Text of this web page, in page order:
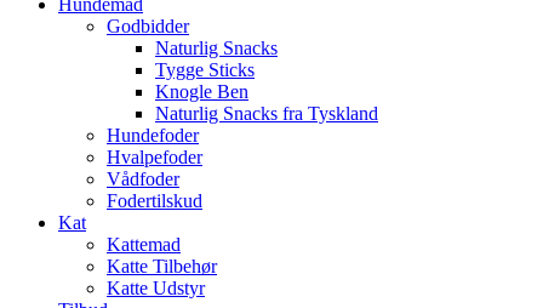
Hundemad
Godbidder
Naturlig Snacks
Tygge Sticks
Knogle Ben
Naturlig Snacks fra Tyskland
Hundefoder
Hvalpefoder
Vådfoder
Fodertilskud
Kat
Kattemad
Katte Tilbehør
Katte Udstyr